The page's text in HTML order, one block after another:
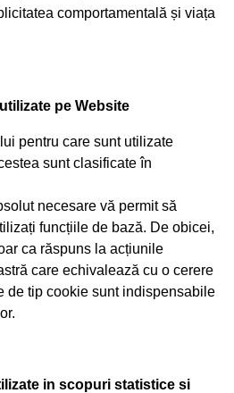
comportamentală și viața
pe Website
pentru care sunt utilizate
sunt clasificate în
necesare vă permit să
funcțiile de bază. De obicei,
ca răspuns la acțiunile
care echivalează cu o cerere
de tip cookie sunt indispensabile
in scopuri statistice si